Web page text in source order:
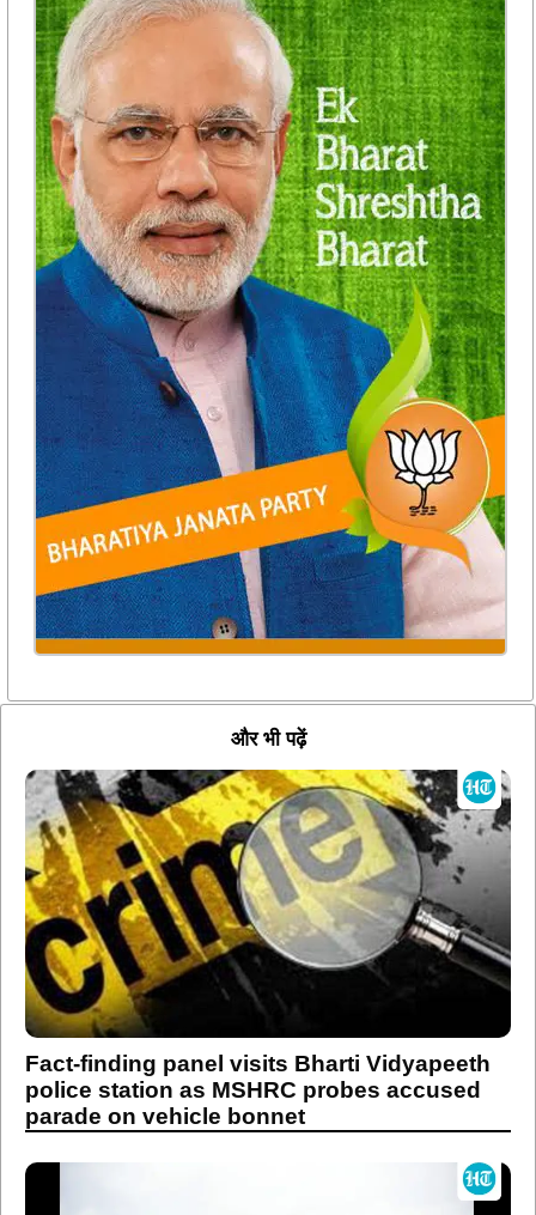
और भी पढ़ें
Fact-finding panel visits Bharti Vidyapeeth
police station as MSHRC probes accused
parade on vehicle bonnet